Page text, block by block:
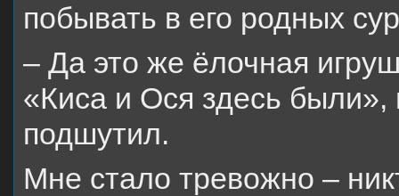
побывать в его родных
– Да это же ёлочная
«Киса и Ося здесь
подшутил.
Мне стало тревожно –